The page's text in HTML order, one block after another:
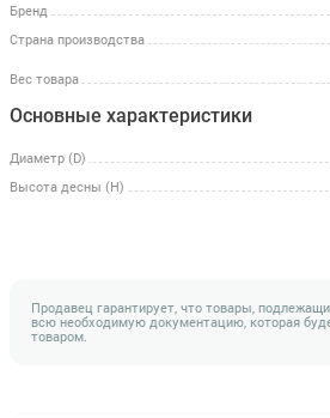
Бренд
Страна производства
Вес товара
Основные характеристики
Диаметр (D)
Высота десны (H)
Продавец гарантирует, что товары,
всю необходимую документацию, которая
товаром.